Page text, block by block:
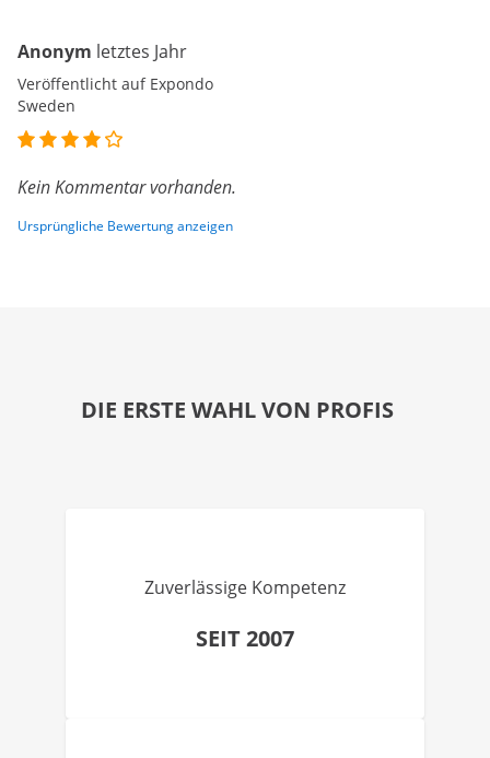
Anonym letztes Jahr
Veröffentlicht auf Expondo
Sweden
Kein Kommentar vorhanden.
Ursprüngliche Bewertung anzeigen
DIE ERSTE WAHL VON PROFIS
Zuverlässige Kompetenz
SEIT 2007